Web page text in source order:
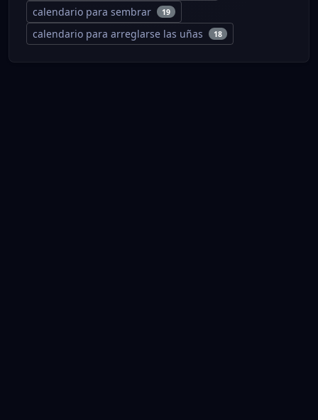
calendario para sembrar 19
calendario para arreglarse las uñas 18